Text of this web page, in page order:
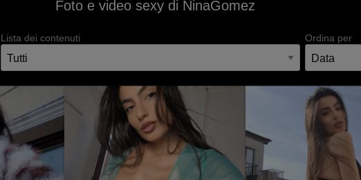
Foto e video sexy di NinaGomez
Lista dei contenuti Ordina per